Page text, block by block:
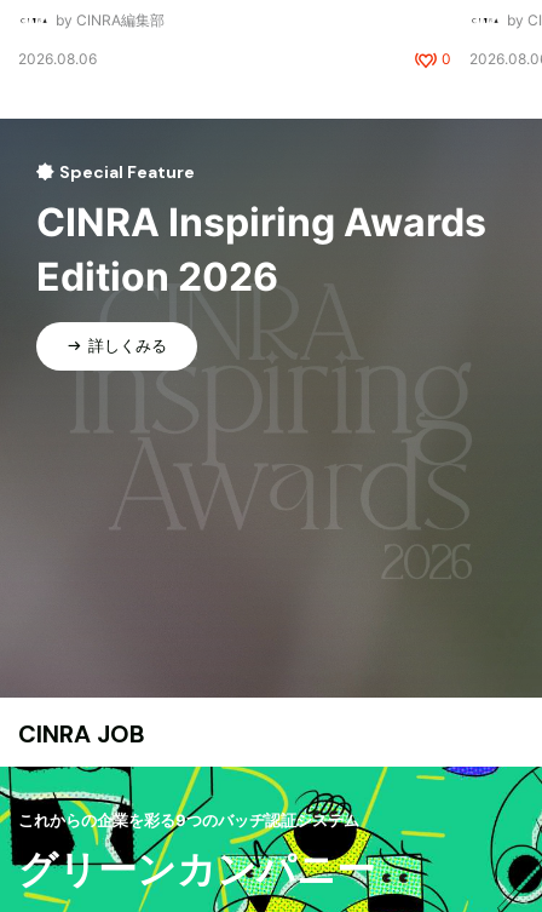
by CINRA編集部
2026.08.06 0
by
Special Feature
CINRA Inspiring Awards
Edition 2026
詳しくみる
CINRA JOB
これからの企業を彩る9つのバッヂ認証システム
グリーンカンパニー